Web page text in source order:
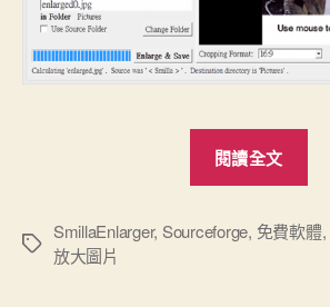
閱讀全文
片
標
SmillaEnlarger, Sourceforge, 免費軟體,
放大圖片